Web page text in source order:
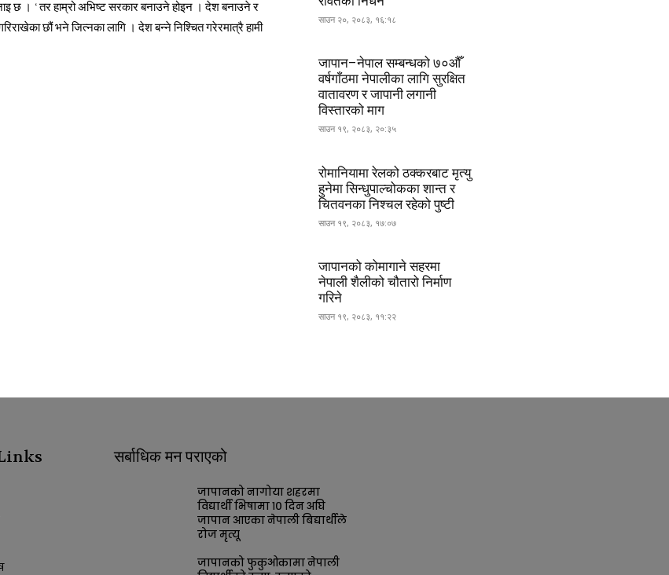
। ‘तर हाम्रो अभिष्ट सरकार बनाउने होइन । देश बनाउने र
छौं भने जित्नका लागि । देश बन्ने निश्चित गरेरमात्रै हामी
साउन २०, २०८३, १६:१८
जापान–नेपाल सम्बन्धको ७०औँ
वर्षगाँठमा नेपालीका लागि सुरक्षित
वातावरण र जापानी लगानी
विस्तारको माग
साउन १९, २०८३, २०:३५
रोमानियामा रेलको ठक्करबाट मृत्यु
हुनेमा सिन्धुपाल्चोकका शान्त र
चितवनका निश्चल रहेको पुष्टी
साउन १९, २०८३, १७:०७
जापानको कोमागाने सहरमा
नेपाली शैलीको चौतारो निर्माण
गरिने
साउन १९, २०८३, ११:२२
सर्बाधिक मन पराएको
जापानको नागोया शहरमा
विद्यार्थी भिषामा १० दिन अघि
जापान आएका नेपाली बिद्यार्थीले
रोज मृत्यू
जापानको फुकुओकामा नेपाली